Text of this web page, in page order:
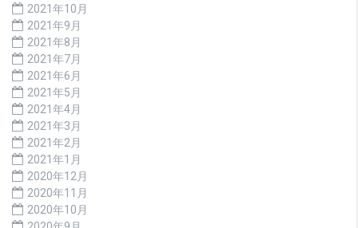
2021年10月
2021年9月
2021年8月
2021年7月
2021年6月
2021年5月
2021年4月
2021年3月
2021年2月
2021年1月
2020年12月
2020年11月
2020年10月